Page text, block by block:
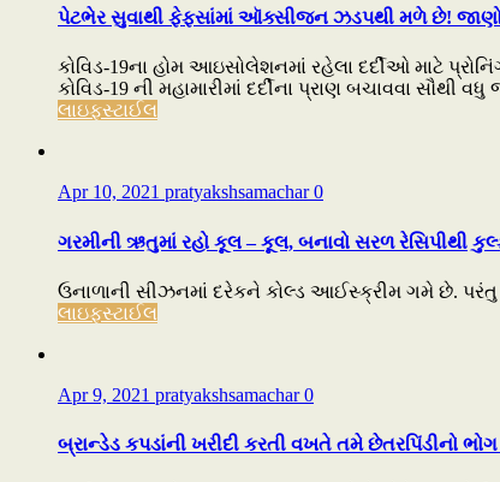
પેટભેર સુવાથી ફેફસાંમાં ઑક્સીજન ઝડપથી મળે છે! જાણો
કોવિડ-19ના હોમ આઇસોલેશનમાં રહેલા દર્દીઓ માટે
કોવિડ-19 ની મહામારીમાં દર્દીના પ્રાણ બચાવવા
લાઇફસ્ટાઈલ
Apr 10, 2021 pratyakshsamachar0
ગરમીની ઋતુમાં રહો કૂલ – કૂલ, બનાવો સરળ રેસિપીથી
ઉનાળાની સીઝનમાં દરેકને કોલ્ડ આઈસ્ક્રીમ ગમે છે.
લાઇફસ્ટાઈલ
Apr 9, 2021 pratyakshsamachar0
બ્રાન્ડેડ કપડાંની ખરીદી કરતી વખતે તમે છેતરપિંડીનો